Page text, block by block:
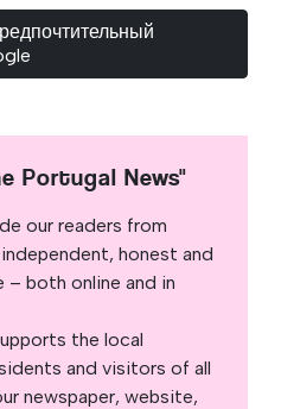
Portugal News"
our readers from
honest and
– both online and in
the local
and visitors of all
newspaper, website,